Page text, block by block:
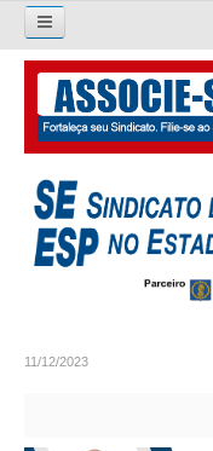
Pesquisar...
O SINDICATO
APRESENTAÇÃO
PALAVRA DO
11/12/2023